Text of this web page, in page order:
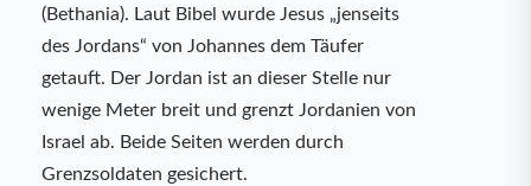
(Bethania). Laut Bibel wurde Jesus „jenseits
des Jordans“ von Johannes dem Täufer
getauft. Der Jordan ist an dieser Stelle nur
wenige Meter breit und grenzt Jordanien von
Israel ab. Beide Seiten werden durch
Grenzsoldaten gesichert.